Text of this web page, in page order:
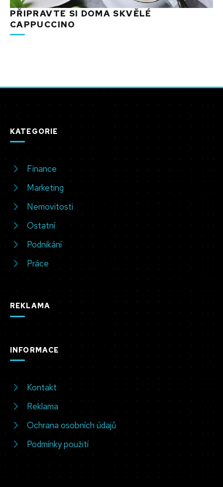
PŘIPRAVTE SI DOMA SKVĚLÉ
CAPPUCCINO
KATEGORIE
Finance
Marketing
Nemovitosti
Ostatní
Podnikání
Práce
REKLAMA
INFORMACE
Kontakt
Reklama
Ochrana osobních údajů
Podmínky použití